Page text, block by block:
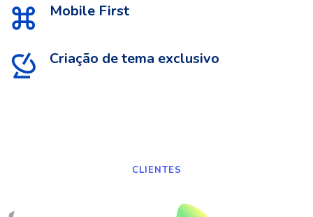
Mobile First
Criação de tema exclusivo
CLIENTES